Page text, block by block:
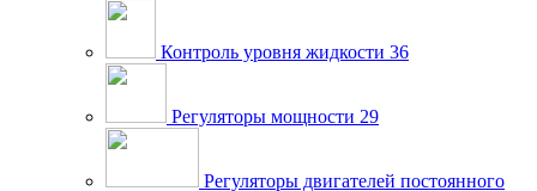
Контроль уровня жидкости 36
Регуляторы мощности 29
Регуляторы двигателей постоянного